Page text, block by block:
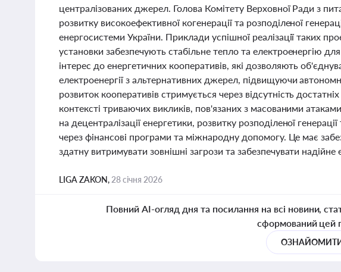
централізованих джерел. Голова Комітету Верховної Ради з
розвитку високоефективної когенерації та розподіленої
енергосистеми України. Приклади успішної реалізації таких
установки забезпечують стабільне тепло та електроенергію
інтерес до енергетичних кооперативів, які дозволяють
електроенергії з альтернативних джерел, підвищуючи
розвиток кооперативів стримується через відсутність
контексті триваючих викликів, пов'язаних з масованими
на децентралізації енергетики, розвитку розподіленої
через фінансові програми та міжнародну допомогу. Це має
здатну витримувати зовнішні загрози та забезпечувати
LIGA ZAKON, 28 січня 2026
Повний AI-огляд дня та посилання на всі новини,
сформований цей